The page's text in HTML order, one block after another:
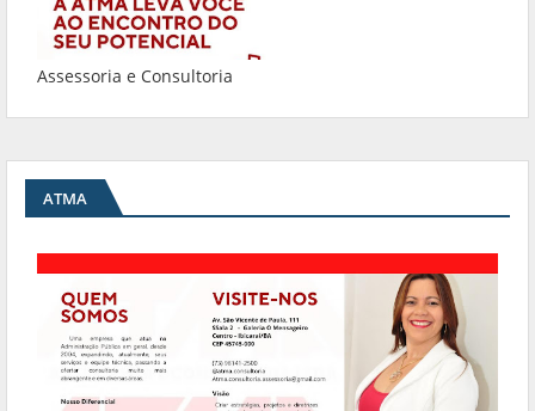
Assessoria e Consultoria
ATMA